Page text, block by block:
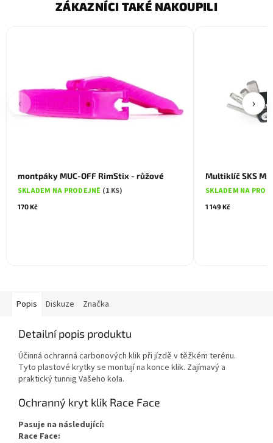
ZÁKAZNÍCI TAKÉ NAKOUPILI
‹
montpáky MUC-OFF RimStix - růžové
SKLADEM NA PRODEJNĚ (1 KS)
170 Kč
Multiklíč SKS
SKLADEM NA
1 149 Kč
›
Popis Diskuze Značka
Detailní popis produktu
Účinná ochranná carbonových klik při jízdě v těžkém terénu.
Tyto plastové krytky se montují na konce klik. Zajímavý a
praktický tunnig Vašeho kola.
Ochranný kryt klik Race Face
Pasuje na následující:
Race Face: